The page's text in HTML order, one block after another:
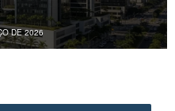
DE 2026